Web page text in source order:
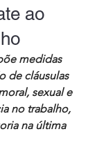
ao
medidas
de cláusulas
sexual e
no trabalho,
na última